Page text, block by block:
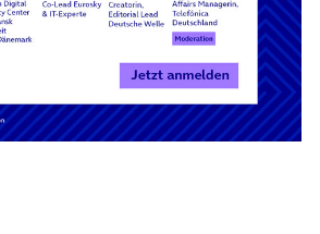
blättern
weiter blättern